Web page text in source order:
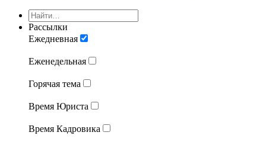
Рассылки
Ежедневная
Еженедельная
Горячая тема
Время Юриста
Время Кадровика